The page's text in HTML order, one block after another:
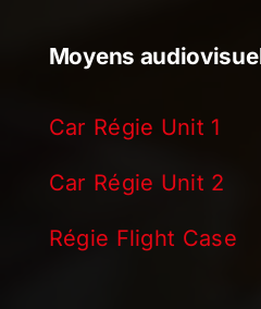
Moyens
Car Régie Unit 1
Car Régie Unit 2
Régie Flight Case